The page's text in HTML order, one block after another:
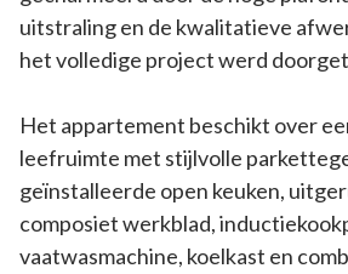
uitstraling en de kwalitatieve
het volledige project werd
Het appartement beschikt over
leefruimte met stijlvolle
geïnstalleerde open keuken,
composiet werkblad,
vaatwasmachine, koelkast en